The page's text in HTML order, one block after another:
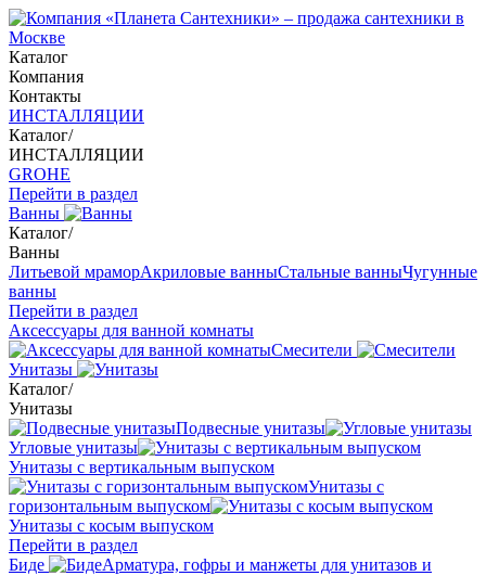
Каталог
Компания
Контакты
ИНСТАЛЛЯЦИИ
Каталог/
ИНСТАЛЛЯЦИИ
GROHE
Перейти в раздел
Ванны
Каталог/
Ванны
Литьевой мраморАкриловые ванныСтальные ванныЧугунные
ванны
Перейти в раздел
Аксессуары для ванной комнаты
Смесители
Унитазы
Каталог/
Унитазы
Подвесные унитазы
Угловые унитазы
Унитазы с вертикальным выпуском
Унитазы с
горизонтальным выпуском
Унитазы с косым выпуском
Перейти в раздел
Биде
Арматура, гофры и манжеты для унитазов и